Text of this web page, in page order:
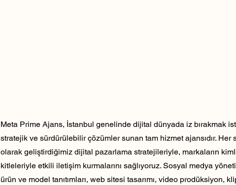
Meta Prime Ajans, İstanbul genelinde dijital dünyada iz bırakmak
stratejik ve sürdürülebilir çözümler sunan tam hizmet ajansıdır. Her
olarak geliştirdiğimiz dijital pazarlama stratejileriyle, markaların
kitleleriyle etkili iletişim kurmalarını sağlıyoruz. Sosyal medya
ürün ve model tanıtımları, web sitesi tasarımı, video prodüksiyon,